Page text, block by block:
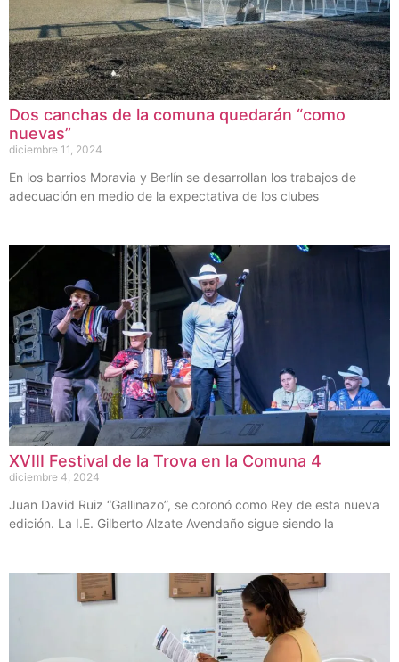
Dos canchas de la comuna quedarán “como
nuevas”
diciembre 11, 2024
En los barrios Moravia y Berlín se desarrollan los trabajos de
adecuación en medio de la expectativa de los clubes
XVIII Festival de la Trova en la Comuna 4
diciembre 4, 2024
Juan David Ruiz “Gallinazo”, se coronó como Rey de esta nueva
edición. La I.E. Gilberto Alzate Avendaño sigue siendo la